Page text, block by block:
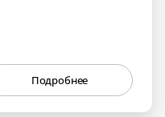
Подробнее